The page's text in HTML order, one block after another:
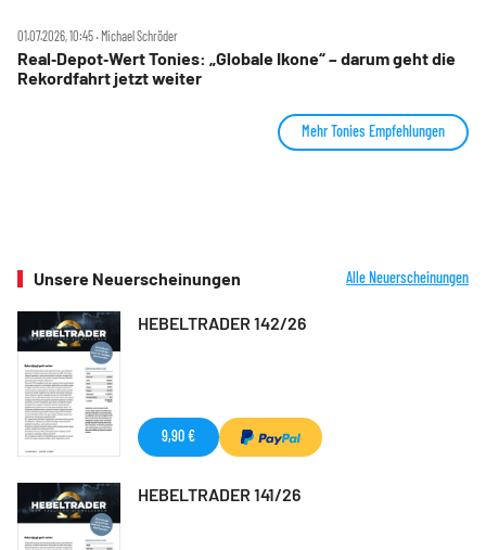
01.07.2026, 10:45 ‧ Michael Schröder
Real‑Depot‑Wert Tonies: „Globale Ikone“ – darum geht die
Rekordfahrt jetzt weiter
Mehr Tonies Empfehlungen
Unsere Neuerscheinungen Alle Neuerscheinungen
HEBELTRADER 142/26
9,90 €
HEBELTRADER 141/26